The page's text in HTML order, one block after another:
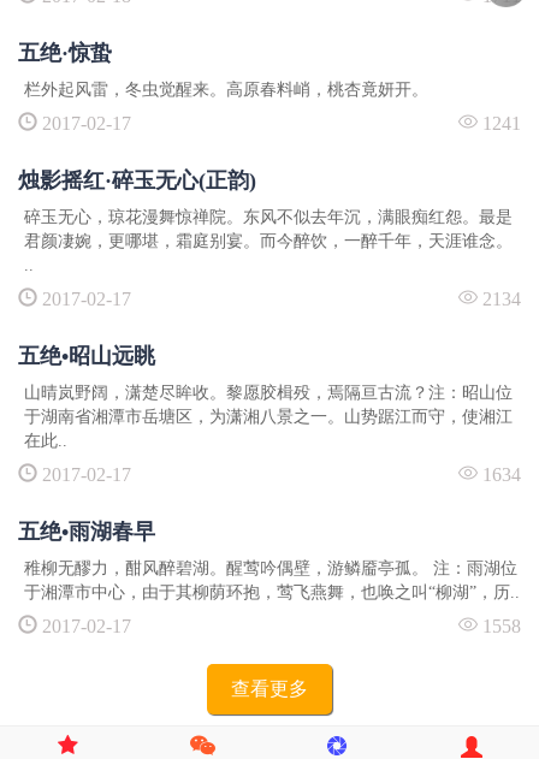
五绝·惊蛰
栏外起风雷，冬虫觉醒来。高原春料峭，桃杏竟妍开。
2017-02-17 1241
烛影摇红·碎玉无心(正韵)
碎玉无心，琼花漫舞惊禅院。东风不似去年沉，满眼痴红怨。最是
君颜凄婉，更哪堪，霜庭别宴。而今醉饮，一醉千年，天涯谁念。
2017-02-17 2134
五绝•昭山远眺
山晴岚野阔，潇楚尽眸收。黎愿胶楫殁，焉隔亘古流？注：昭山位
于湖南省湘潭市岳塘区，为潇湘八景之一。山势踞江而守，使湘江
在此..
2017-02-17 1634
五绝•雨湖春早
稚柳无醪力，酣风醉碧湖。醒莺吟偶壁，游鳞靥亭孤。 注：雨湖位
于湘潭市中心，由于其柳荫环抱，莺飞燕舞，也唤之叫“柳湖”，历..
2017-02-17 1558
查看更多